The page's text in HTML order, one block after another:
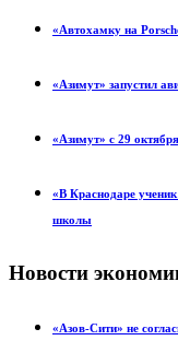
«Автохамку на
«Азимут» запустил
«Азимут» с 29
«В Краснодаре
школы
Новости
«Азов-Сити» не